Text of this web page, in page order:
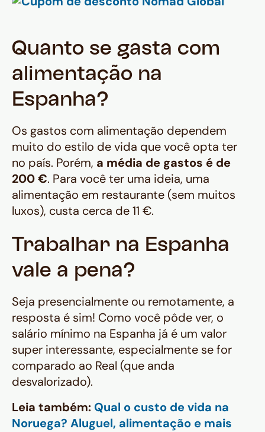
Quanto se gasta com
alimentação na
Espanha?
Os gastos com alimentação dependem
muito do estilo de vida que você opta ter
no país. Porém, a média de gastos é de
200 €. Para você ter uma ideia, uma
alimentação em restaurante (sem muitos
luxos), custa cerca de 11 €.
Trabalhar na Espanha
vale a pena?
Seja presencialmente ou remotamente, a
resposta é sim! Como você pôde ver, o
salário mínimo na Espanha já é um valor
super interessante, especialmente se for
comparado ao Real (que anda
desvalorizado).
Leia também: Qual o custo de vida na
Noruega? Aluguel, alimentação e mais